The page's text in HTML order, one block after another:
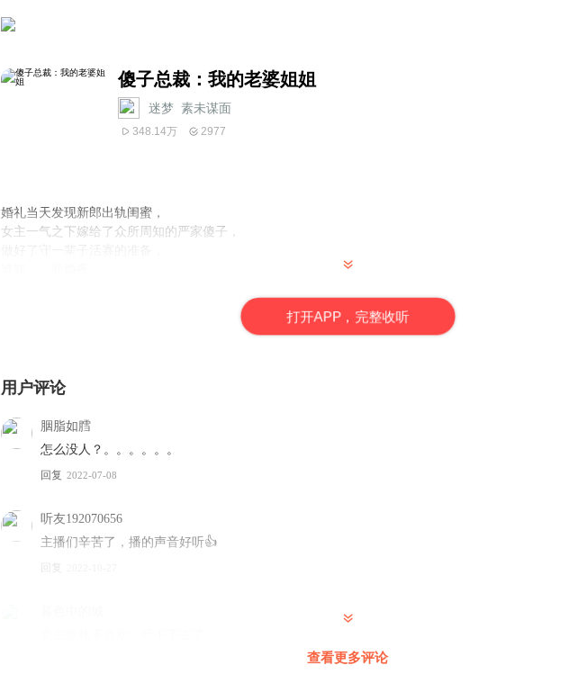
傻子总裁：我的老婆姐姐
迷梦_素未谋面
348.14万 2977
婚礼当天发现新郎出轨闺蜜，
女主一气之下嫁给了众所周知的严家傻子，
打开APP，完整收听
用户评论
胭脂如膤
怎么没人？。。。。。。
回复 2022-07-08
听友192070656
主播们辛苦了，播的声音好听👍
回复
查看更多评论